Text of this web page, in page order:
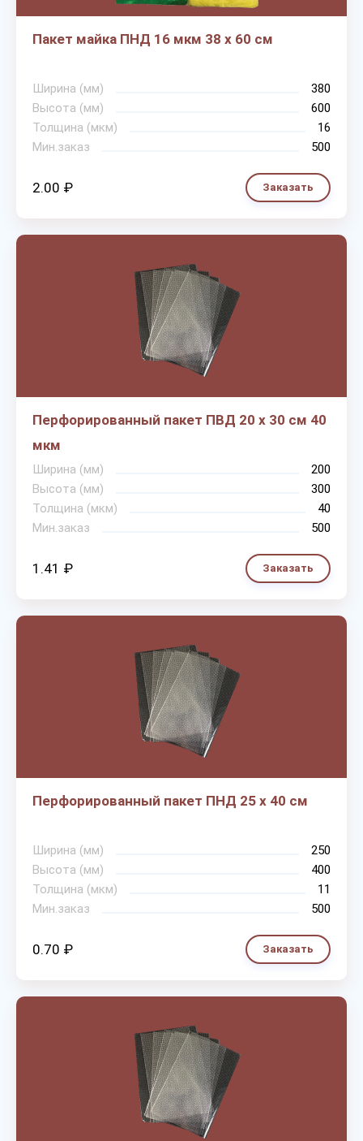
Пакет майка ПНД 16 мкм 38 х 60 см
Ширина (мм)
380
Высота (мм)
600
Толщина (мкм)
16
Мин.заказ
500
2.00 ₽ Заказать
Перфорированный пакет ПВД 20 х 30 см 40
мкм
Ширина (мм)
200
Высота (мм)
300
Толщина (мкм)
40
Мин.заказ
500
1.41 ₽ Заказать
Перфорированный пакет ПНД 25 х 40 см
Ширина (мм)
250
Высота (мм)
400
Толщина (мкм)
11
Мин.заказ
500
0.70 ₽ Заказать